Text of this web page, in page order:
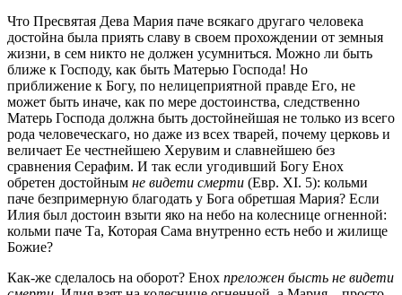
Что Пресвятая Дева Мария паче всякаго другаго человека
достойна была приять славу в своем прохождении от земныя
жизни, в сем никто не должен усумниться. Можно ли быть
ближе к Господу, как быть Матерью Господа! Но
приближение к Богу, по нелицеприятной правде Его, не
может быть иначе, как по мере достоинства, следственно
Матерь Господа должна быть достойнейшая не только из всего
рода человеческаго, но даже из всех тварей, почему церковь и
величает Ее честнейшею Херувим и славнейшею без
сравнения Серафим. И так если угодивший Богу Енох
обретен достойным не видети смерти (Евр. XI. 5): кольми
паче безпримерную благодать у Бога обретшая Мария? Если
Илия был достоин взыти яко на небо на колеснице огненной:
кольми паче Та, Которая Сама внутренно есть небо и жилище
Божие?
Как-же сделалось на оборот? Енох преложен бысть не видети